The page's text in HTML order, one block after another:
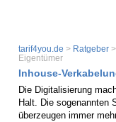
tarif4you.de > Ratgeber
Eigentümer
Inhouse-
Die Digitalisierung
Halt. Die sogenannten
überzeugen immer